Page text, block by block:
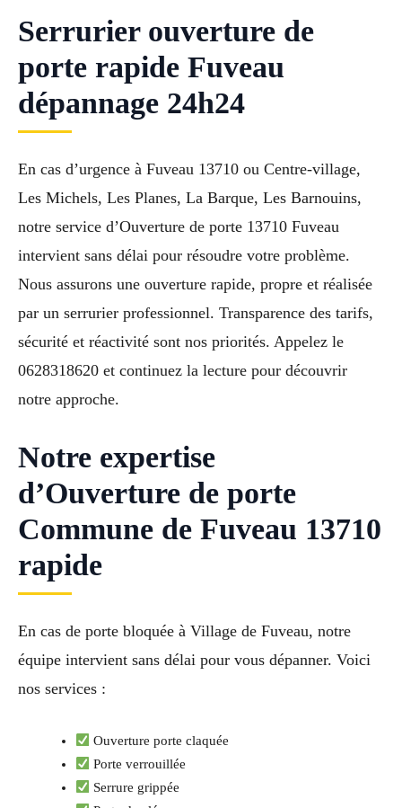
Serrurier ouverture de
porte rapide Fuveau
dépannage 24h24
En cas d’urgence à Fuveau 13710 ou Centre-village,
Les Michels, Les Planes, La Barque, Les Barnouins,
notre service d’Ouverture de porte 13710 Fuveau
intervient sans délai pour résoudre votre problème.
Nous assurons une ouverture rapide, propre et réalisée
par un serrurier professionnel. Transparence des tarifs,
sécurité et réactivité sont nos priorités. Appelez le
0628318620 et continuez la lecture pour découvrir
notre approche.
Notre expertise
d’Ouverture de porte
Commune de Fuveau 13710
rapide
En cas de porte bloquée à Village de Fuveau, notre
équipe intervient sans délai pour vous dépanner. Voici
nos services :
Ouverture porte claquée
Porte verrouillée
Serrure grippée